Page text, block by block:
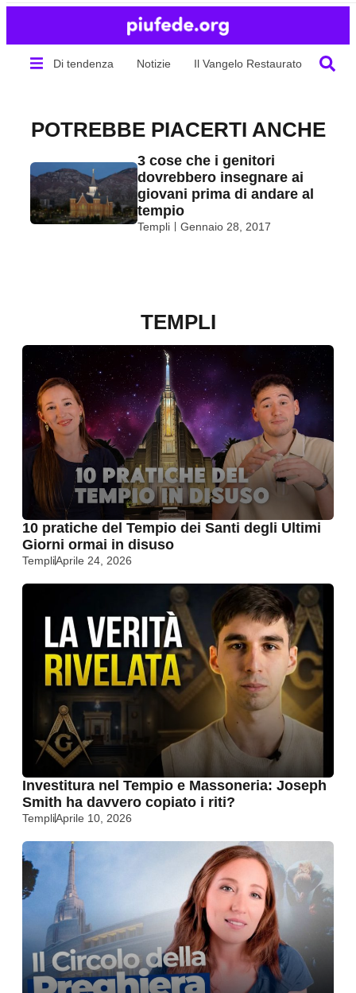
Di tendenza Notizie Il Vangelo Restaurato Chi
POTREBBE PIACERTI ANCHE
3 cose che i genitori
dovrebbero insegnare ai
giovani prima di andare al
tempio
Templi Gennaio 28, 2017
TEMPLI
10 pratiche del Tempio dei Santi degli Ultimi
Giorni ormai in disuso
TempliAprile 24, 2026
Investitura nel Tempio e Massoneria: Joseph
Smith ha davvero copiato i riti?
TempliAprile 10, 2026